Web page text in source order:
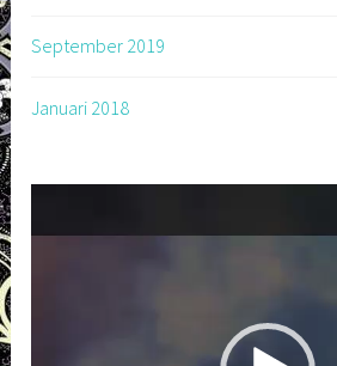
September 2019
Januari 2018